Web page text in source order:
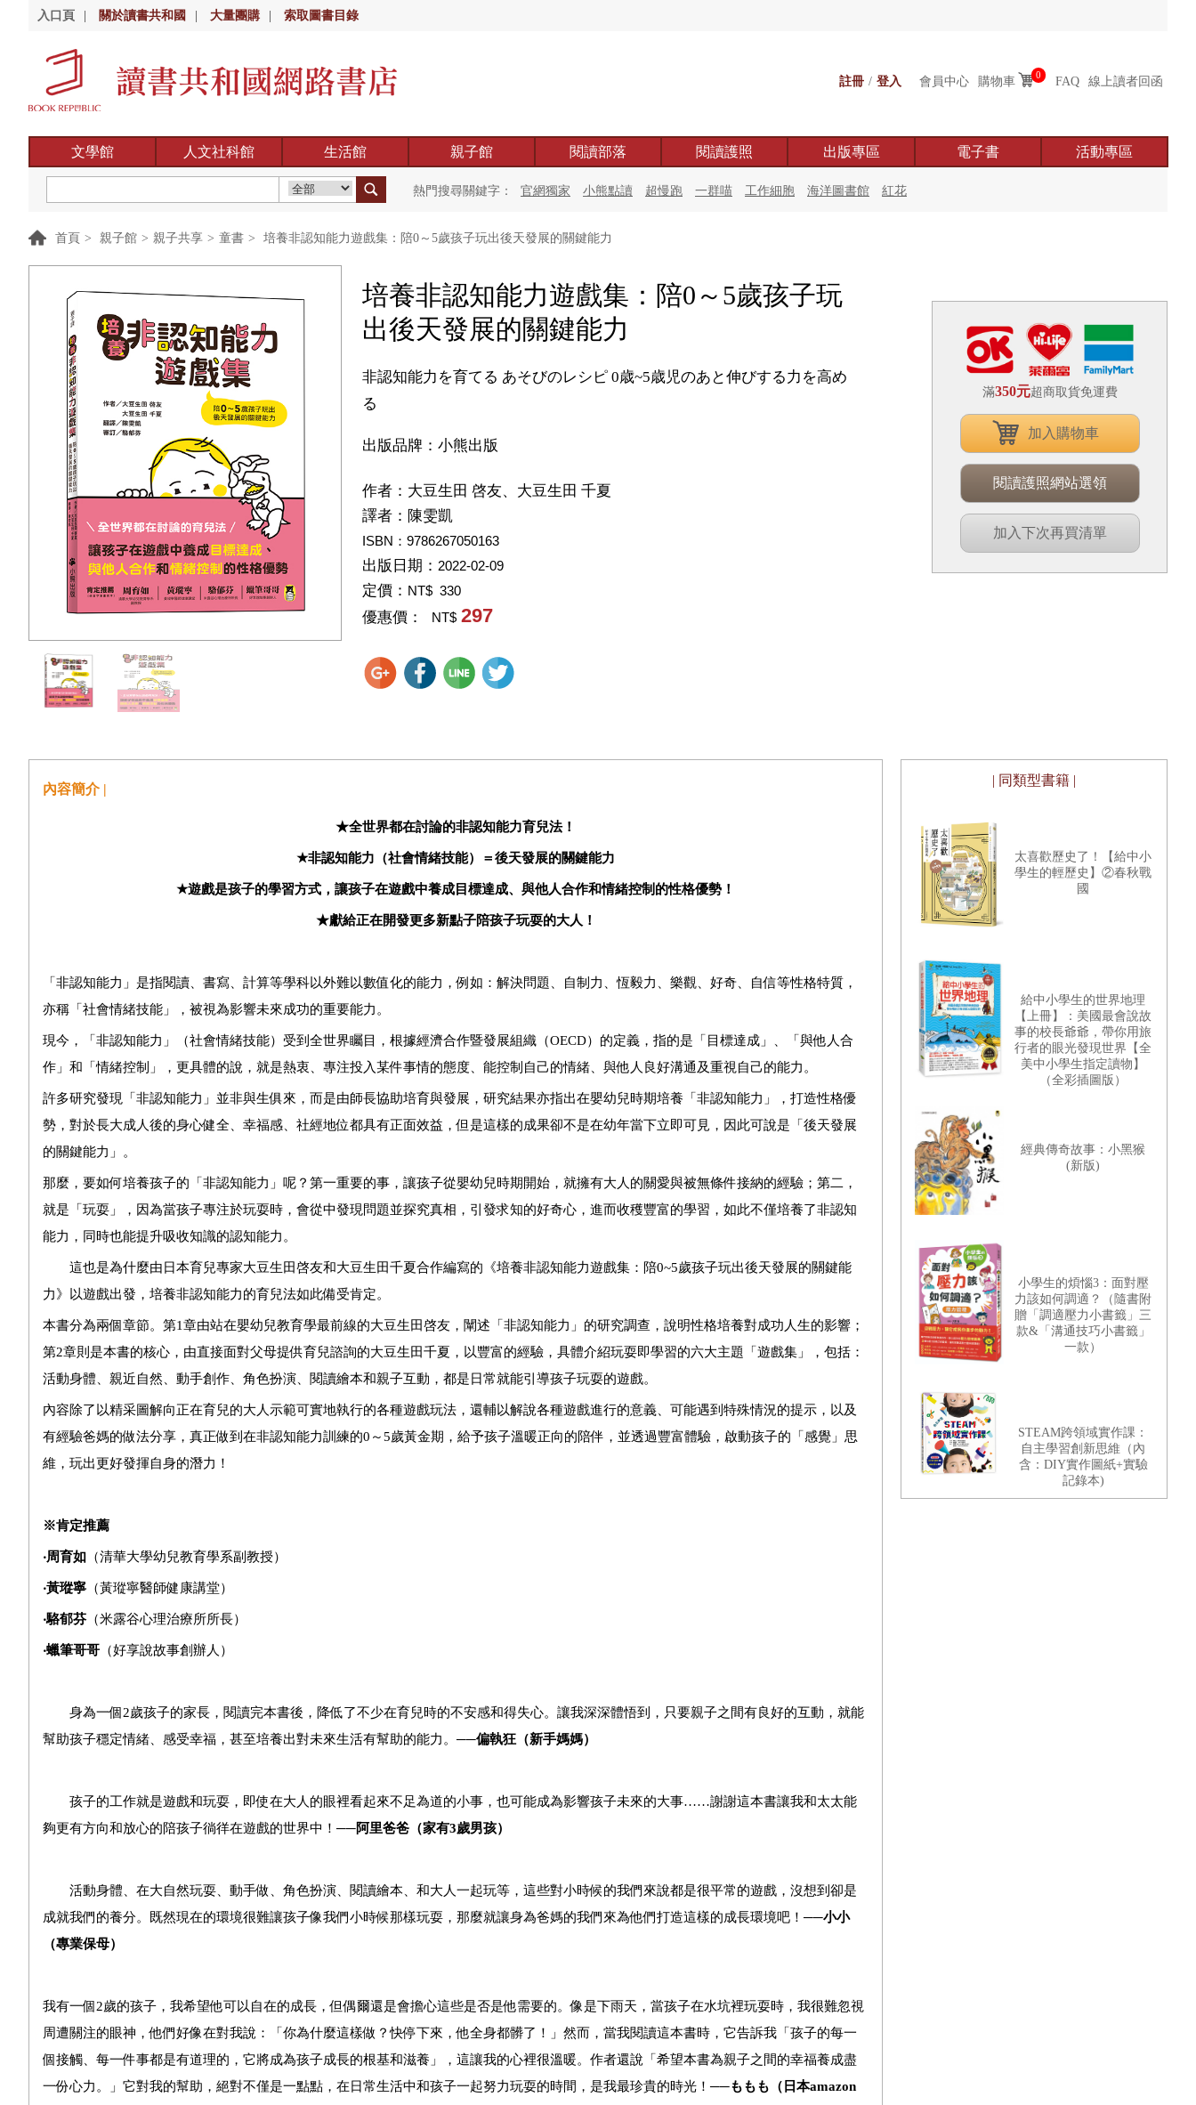
入口頁 關於讀書共和國 大量團購 索取圖書目錄
註冊 / 登入 會員中心 購物車 0 FAQ 線上讀者回函
文學館 人文社科館 生活館 親子館 閱讀部落 閱讀護照 出版專區 電子書 活動專區
熱門搜尋關鍵字： 官網獨家 小熊點讀 超慢跑 一群喵 工作細胞 海洋圖書館 紅花
首頁 > 親子館 > 親子共享 > 童書 > 培養非認知能力遊戲集：陪0～5歲孩子玩出後天發展的關鍵能力
培養非認知能力遊戲集：陪0～5歲孩子玩
出後天發展的關鍵能力
非認知能力を育てる あそびのレシピ 0歳~5歳児のあと伸びする力を高め
る
出版品牌：小熊出版
作者： 大豆生田 啓友、大豆生田 千夏
譯者： 陳雯凱
ISBN：9786267050163
出版日期： 2022-02-09
定價： NT$ 330
優惠價： NT$ 297
滿350元超商取貨免運費
加入購物車
閱讀護照網站選領
加入下次再買清單
內容簡介 |
★全世界都在討論的非認知能力育兒法！
★非認知能力（社會情緒技能）＝後天發展的關鍵能力
★遊戲是孩子的學習方式， 讓孩子在遊戲中養成目標達成、與他人合作和情緒控制的性格優勢！
★獻給正在開發更多新點子陪孩子玩耍的大人！
「非認知能力」是指閱讀、書寫、計算等學科以外難以數值化的能力，例如：解決問題、自制力、恆毅力、樂觀、好奇、自信等性格特質，
亦稱「社會情緒技能」，被視為影響未來成功的重要能力。
現今，「非認知能力」（社會情緒技能）受到全世界矚目，根據經濟合作暨發展組織（OECD）的定義，指的是「目標達成」、「與他人合
作」和「情緒控制」，更具體的說，就是熱衷、專注投入某件事情的態度、能控制自己的情緒、與他人良好溝通及重視自己的能力。
許多研究發現「非認知能力」並非與生俱來，而是由師長協助培育與發展，研究結果亦指出在嬰幼兒時期培養「非認知能力」，打造性格優
勢，對於長大成人後的身心健全、幸福感、社經地位都具有正面效益，但是這樣的成果卻不是在幼年當下立即可見，因此可說是「後天發展
的關鍵能力」。
那麼，要如何培養孩子的「非認知能力」呢？第一重要的事，讓孩子從嬰幼兒時期開始，就擁有大人的關愛與被無條件接納的經驗；第二，
就是「玩耍」，因為當孩子專注於玩耍時，會從中發現問題並探究真相，引發求知的好奇心，進而收穫豐富的學習，如此不僅培養了非認知
能力，同時也能提升吸收知識的認知能力。
這也是為什麼由日本育兒專家大豆生田啓友和大豆生田千夏合作編寫的《培養非認知能力遊戲集：陪0~5歲孩子玩出後天發展的關鍵能
力》以遊戲出發，培養非認知能力的育兒法如此備受肯定。
本書分為兩個章節。第1章由站在嬰幼兒教育學最前線的大豆生田啓友，闡述「非認知能力」的研究調查，說明性格培養對成功人生的影響；
第2章則是本書的核心，由直接面對父母提供育兒諮詢的大豆生田千夏，以豐富的經驗，具體介紹玩耍即學習的六大主題 「遊戲集」
，包括：
活動身體、親近自然、動手創作、角色扮演、閱讀繪本和親子互動，都是日常就能引導孩子玩耍的遊戲。
內容除了以精采圖解向正在育兒的大人示範可實地執行的各種遊戲玩法，還輔以解說各種遊戲進行的意義、可能遇到特殊情況的提示，以及
有經驗爸媽的做法分享，真正做到在非認知能力訓練的0～5歲黃金期，給予孩子溫暖正向的陪伴，並透過豐富體驗，啟動孩子的「感覺」思
維，玩出更好發揮自身的潛力！
※肯定推薦
‧周育如 （清華大學幼兒教育學系副教授）
‧黃瑽寧 （黃瑽寧醫師健康講堂）
‧駱郁芬（米露谷心理治療所所長）
‧蠟筆哥哥 （好享說故事創辦人）
身為一個 2歲孩子的家長，閱讀完本書後，降低了不少在育兒時的不安感和得失心。讓我深深體悟到，只要親子之間有良好的互動，就能
幫助孩子穩定情緒、感受幸福，甚至培養出對未來生活有幫助的能力。 ──偏執狂（新手媽媽）
孩子的工作就是遊戲和玩耍，即使在大人的眼裡看起來不足為道的小事，也可能成為影響孩子未來的大事……謝謝這本書讓我和太太能
夠更有方向和放心的陪孩子徜徉在遊戲的世界中！──阿里爸爸（家有3歲男孩）
活動身體、在大自然玩耍、動手做、角色扮演、閱讀繪本、和大人一起玩等，這些對小時候的我們來說都是很平常的遊戲，沒想到卻是
成就我們的養分。既然現在的環境很難讓孩子像我們小時候那樣玩耍，那麼就讓身為爸媽的我們來為他們打造這樣的成長環境吧！──小小
（專業保母）
我有一個 2歲的孩子，我希望他可以自在的成長，但偶爾還是會擔心這些是否是他需要的。像是下雨天，當孩子在水坑裡玩耍時，我很難忽視
周遭關注的眼神，他們好像在對我說：「你為什麼這樣做？快停下來，他全身都髒了！」然而，當我閱讀這本書時，它告訴我「孩子的每一
個接觸、每一件事都是有道理的，它將成為孩子成長的根基和滋養」，這讓我的心裡很溫暖。作者還說「希望本書為親子之間的幸福養成盡
一份心力。」它對我的幫助，絕對不僅是一點點，在日常生活中和孩子一起努力玩耍的時間，是我最珍貴的時光！──ももも（日本amazon
| 同類型書籍 |
太喜歡歷史了！【給中小
學生的輕歷史】②春秋戰
國
給中小學生的世界地理
【上冊】：美國最會說故
事的校長爺爺，帶你用旅
行者的眼光發現世界【全
美中小學生指定讀物】
（全彩插圖版）
經典傳奇故事：小黑猴
(新版)
小學生的煩惱3：面對壓
力該如何調適？（隨書附
贈「調適壓力小書籤」三
款&「溝通技巧小書籤」
一款）
STEAM跨領域實作課：
自主學習創新思維（內
含：DIY實作圖紙+實驗
記錄本)